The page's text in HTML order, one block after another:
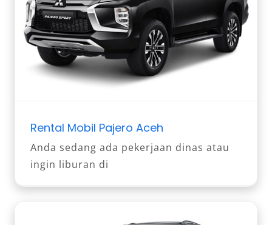
Rental Mobil Pajero Aceh
Anda sedang ada pekerjaan dinas atau
ingin liburan di